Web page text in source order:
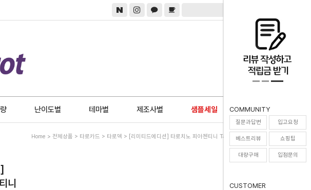
난이도별 테마별 제조사별 샘플세일 0
COMMUNITY
질문과답변 입고요청
베스트리뷰 쇼핑팁
대량구매 입점문의
CUSTOMER
Home > 전체상품 > 타로카드 > 타로덱 > [리미티드에디션] 타로치노 피아첸티니 Tarocchino Piacentini
니